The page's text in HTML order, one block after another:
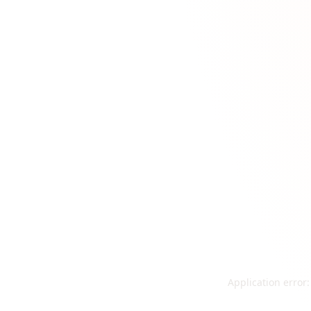
Application